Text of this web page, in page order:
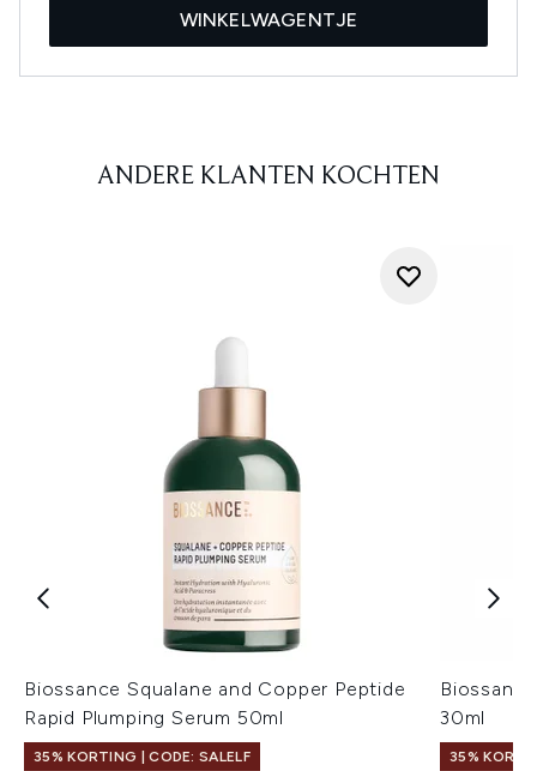
WINKELWAGENTJE
ANDERE KLANTEN KOCHTEN
Biossance Squalane and Copper Peptide
Rapid Plumping Serum 50ml
35% KORTING | CODE: SALELF
30ml
35%